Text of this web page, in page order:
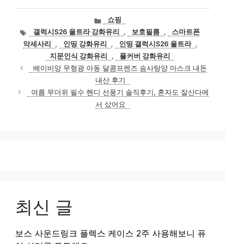
카
테
고
리
쇼핑
태
그
갤럭시S26 울트라 강화유리 , 보호필름 ,
스마트폰
악세사리
, 인띵 강화유리 , 인띵 갤럭시S26 울트라 ,
지문인식 강화유리
,
풀커버 강화유리
베이비앙 무형광 아동 달콤프렌즈 솜사탕양 마스크 내돈
내산 후기
여름 무더위 필수 핸디 선풍기 솔직후기, 혼자도 잘산다에
서 샀어요
최신 글
보스 사운드링크 플렉스 케이스 2주 사용해보니 퓨